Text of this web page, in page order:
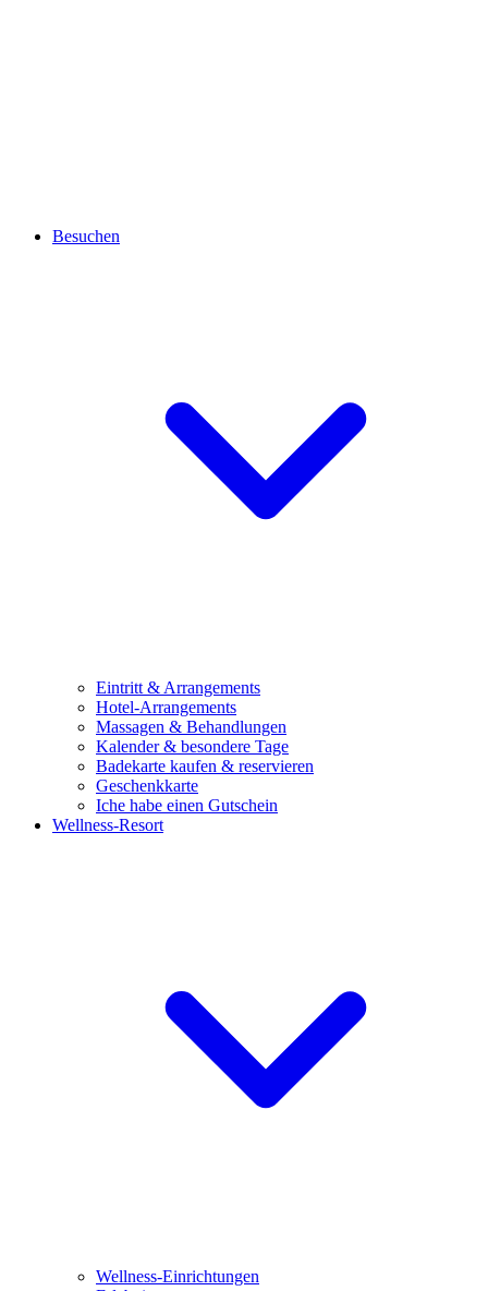
Besuchen
Eintritt & Arrangements
Hotel-Arrangements
Massagen & Behandlungen
Kalender & besondere Tage
Badekarte kaufen & reservieren
Geschenkkarte
Iche habe einen Gutschein
Wellness-Resort
Wellness-Einrichtungen